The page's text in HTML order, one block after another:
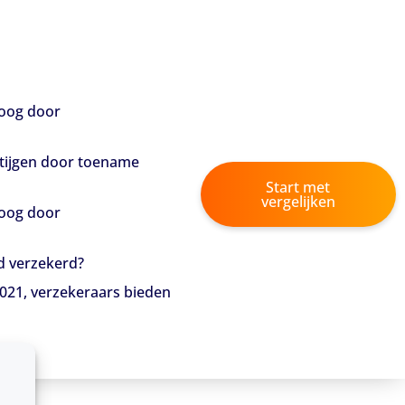
door
door toename
door
verzekerd?
verzekeraars bieden
Start met
vergelijken